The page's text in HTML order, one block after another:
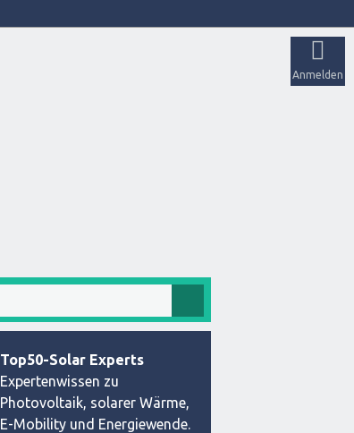
Anmelden
Top50-Solar Experts
Expertenwissen zu
Photovoltaik, solarer Wärme,
E-Mobility und Energiewende.